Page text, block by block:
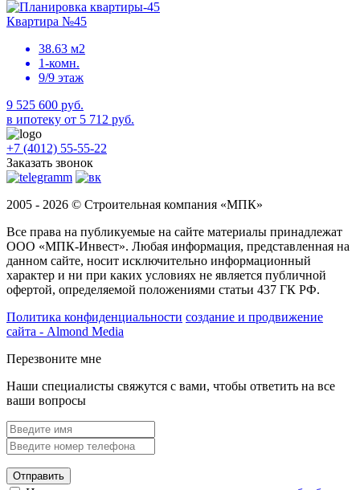
Квартира №45
38.63 м2
1-комн.
9/9 этаж
9 525 600 руб.
в ипотеку от 5 712 руб.
+7 (4012) 55-55-22
Заказать звонок
2005 - 2026 © Строительная компания «МПК»
Все права на публикуемые на сайте материалы принадлежат
ООО «МПК-Инвест». Любая информация, представленная на
данном сайте, носит исключительно информационный
характер и ни при каких условиях не является публичной
офертой, определяемой положениями статьи 437 ГК РФ.
Политика конфиденциальности создание и продвижение
сайта - Almond Media
Перезвоните мне
Наши специалисты свяжутся с вами, чтобы ответить на все
ваши вопросы
Отправить